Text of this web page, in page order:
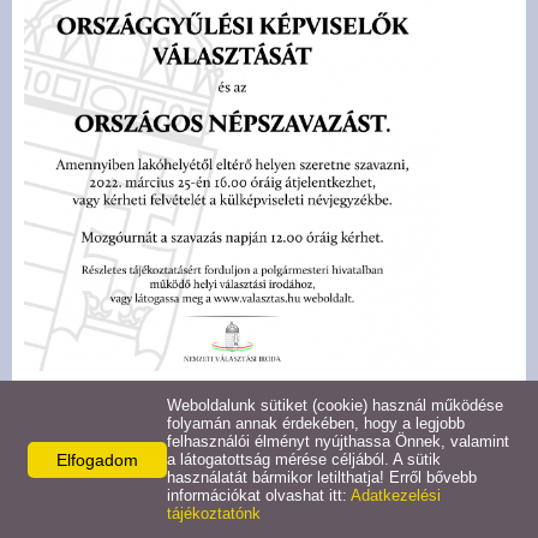
Pályázatok
Választási információk -
Felsőrajk
Választási információk -
Alsórajk
Közérdekű adatok -
Alsórajk
EFOP-1.5.2-16-2017-00008
Elfogadom
Weboldalunk sütiket (cookie) használ működése
folyamán annak érdekében, hogy a legjobb
felhasználói élményt nyújthassa Önnek, valamint
a látogatottság mérése céljából. A sütik
használatát bármikor letilthatja! Erről bővebb
információkat olvashat itt: Adatkezelési
tájékoztatónk